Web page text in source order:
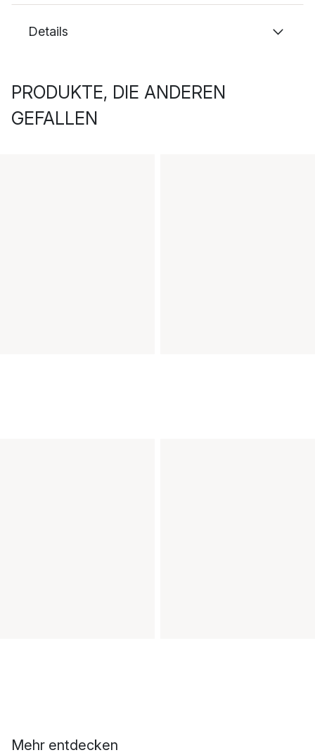
Details
PRODUKTE, DIE ANDEREN
GEFALLEN
Mehr entdecken